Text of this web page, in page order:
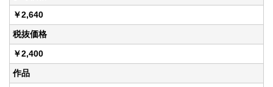
￥2,640
税抜価格
￥2,400
作品